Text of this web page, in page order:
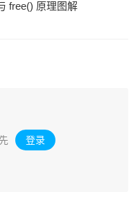
free() 原理图解
登录 。